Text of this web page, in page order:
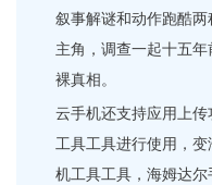
叙事解谜和动作跑酷
主角，调查一起十五
裸真相。
云手机还支持应用上
工具工具进行使用，
机工具工具，海姆达